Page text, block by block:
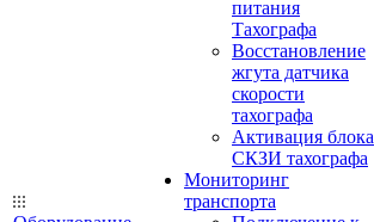
питания
Тахографа
Восстановление
жгута датчика
скорости
тахографа
Активация блока
СКЗИ тахографа
Мониторинг
транспорта